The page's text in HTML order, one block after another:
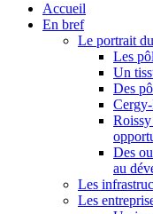
Accueil
En bref
Le portrait
Les
Un
Des
Des
au
Les
Les